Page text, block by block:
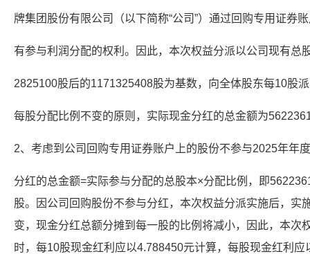
牌集团股份有限公司（以下简称“公司”）通过回购专用证券
有参与利润分配的权利。因此，本次权益分派以公司现有总
2825100股后的1171325408股为基数，向全体股东每10股
每股分配比例不变的原则，实际现金分红的总金额为
2、考虑到公司回购专用证券账户上的股份不参与2025年年
分红的总金额=实际参与分配的总股本×分配比例，即
股。因公司回购股份不参与分红，本次权益分派实施后，实
变，现金分红总额分摊到每一股的比例将减小，因此，本次
时，每10股现金红利应以4.788450元计算，每股现金红利